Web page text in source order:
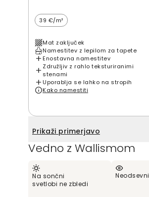
39 €/m²
Mat zaključek
Namestitev z lepilom za tapete
Enostavna namestitev
Združljiv z rahlo teksturiranimi
stenami
Uporablja se lahko na stropih
Kako namestiti
Prikaži primerjavo
Vedno z Wallismom
Na sončni
svetlobi ne zbledi
Neodsevni